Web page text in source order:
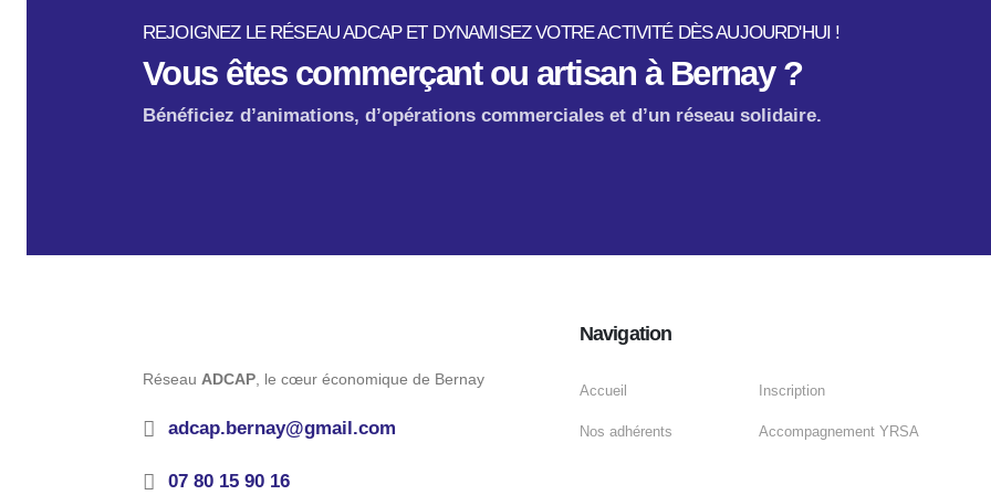
REJOIGNEZ LE RÉSEAU ADCAP ET DYNAMISEZ VOTRE ACTIVITÉ DÈS AUJOURD'HUI !
Vous êtes commerçant ou artisan à Bernay ?
Bénéficiez d’animations, d’opérations commerciales et d’un réseau solidaire.
Réseau ADCAP , le cœur économique de Bernay
adcap.bernay@gmail.com
07 80 15 90 16
Navigation
Accueil
Nos adhérents
Inscription
Accompagnement YRSA